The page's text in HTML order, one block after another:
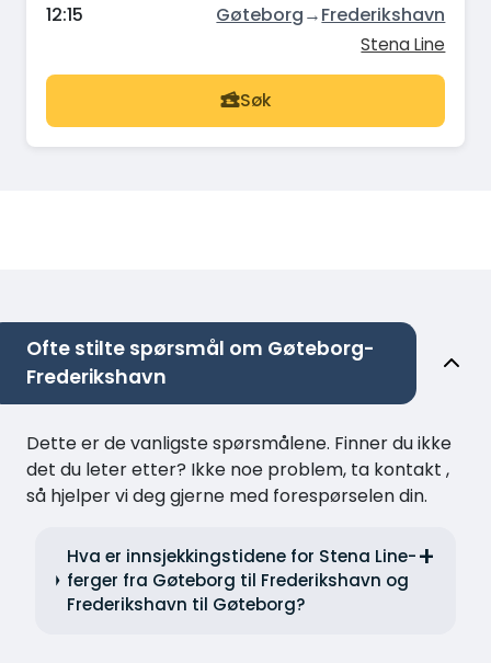
12:15 Gøteborg→Frederikshavn
Stena Line
Søk
Ofte stilte spørsmål om Gøteborg-
Frederikshavn
Dette er de vanligste spørsmålene. Finner du ikke
det du leter etter? Ikke noe problem, ta kontakt ,
så hjelper vi deg gjerne med forespørselen din.
Hva er innsjekkingstidene for Stena Line-
ferger fra Gøteborg til Frederikshavn og
Frederikshavn til Gøteborg?